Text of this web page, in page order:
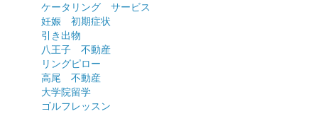
ケータリング サービス
妊娠 初期症状
引き出物
八王子 不動産
リングピロー
高尾 不動産
大学院留学
ゴルフレッスン